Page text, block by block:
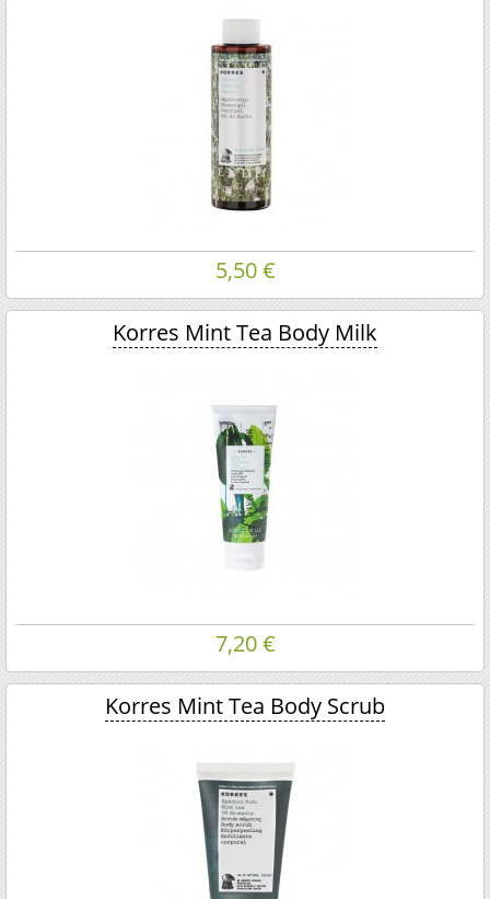
5,50 €
Korres Mint Tea Body Milk
7,20 €
Korres Mint Tea Body Scrub